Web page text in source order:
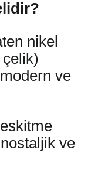
nikel
ve
ve